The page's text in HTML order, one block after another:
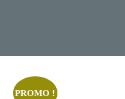
PROMO !